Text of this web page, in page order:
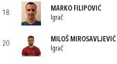
18
MARKO FILIPOVIĆ
Igrač
20
MILOŠ MIROSAVLJEVIĆ
Igrač